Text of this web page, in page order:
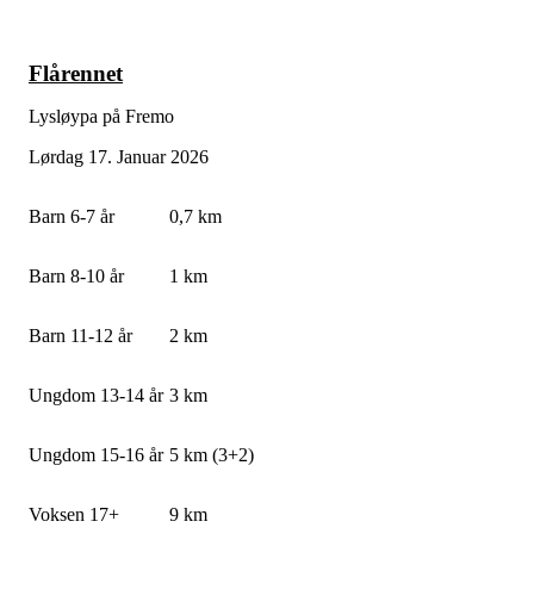
Flårennet
Lysløypa på Fremo
Lørdag 17. Januar 2026
Barn 6-7 år 0,7 km
Barn 8-10 år 1 km
Barn 11-12 år 2 km
Ungdom 13-14 år 3 km
Ungdom 15-16 år 5 km (3+2)
Voksen 17+ 9 km